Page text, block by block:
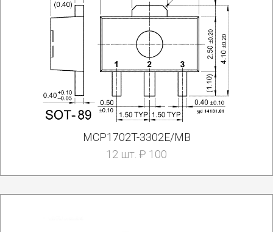
MCP1702T-3302E/MB
12 шт. ₽ 100